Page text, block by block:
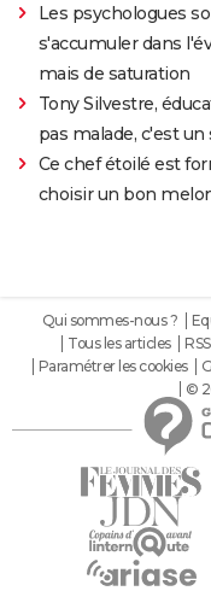
Les psychologues
s'accumuler dans
mais de saturation
Tony Silvestre,
pas malade, c'est
Ce chef étoilé est
choisir un bon
Qui sommes-nous ?
Tous les articles
RSS
Paramétrer les cookies
©